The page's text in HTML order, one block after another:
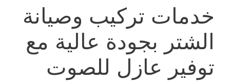
خدمات تركيب وصيانة
الشتر بجودة عالية مع
توفير عازل للصوت